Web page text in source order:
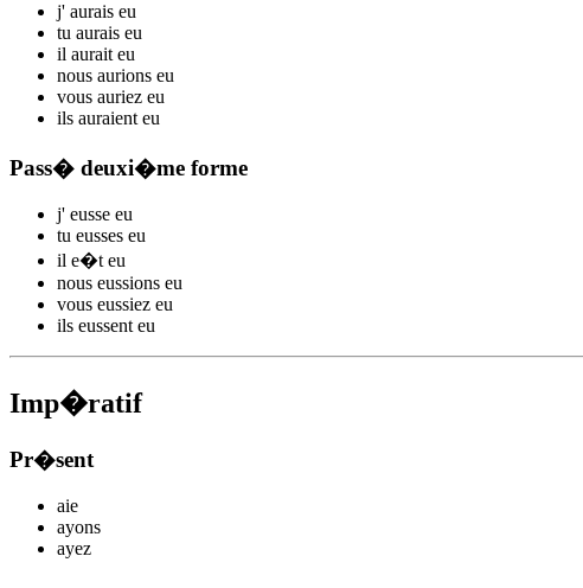
j' aurais eu
tu aurais eu
il aurait eu
nous aurions eu
vous auriez eu
ils auraient eu
Pass� deuxi�me forme
j' eusse eu
tu eusses eu
il e�t eu
nous eussions eu
vous eussiez eu
ils eussent eu
Imp�ratif
Pr�sent
aie
ayons
ayez